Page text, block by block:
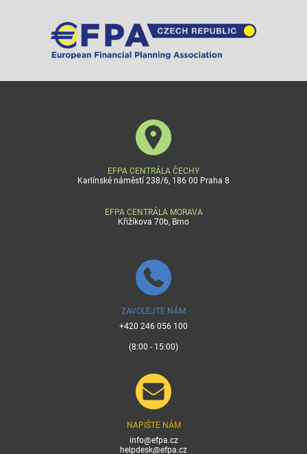
EFPA CENTRÁLA ČECHY
Karlínské náměstí 238/6, 186 00 Praha 8
EFPA CENTRÁLA MORAVA
Křižíkova 70b, Brno
ZAVOLEJTE NÁM
+420 246 056 100
(8:00 - 15:00)
NAPIŠTE NÁM
info@efpa.cz
helpdesk@efpa.cz